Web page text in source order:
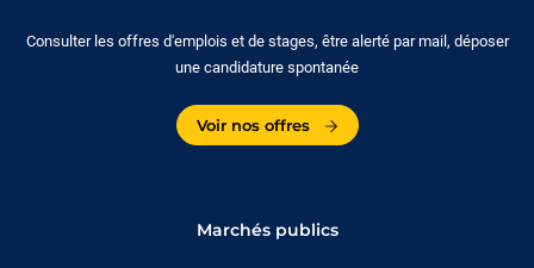
Consulter les offres d'emplois et de stages, être alerté par mail, déposer
une candidature spontanée
Voir nos offres
Marchés publics